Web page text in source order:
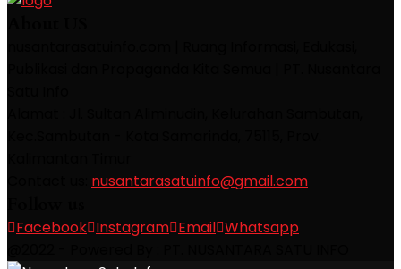
nusantarasatuinfo@gmail.com
Facebook Instagram Email Whatsapp